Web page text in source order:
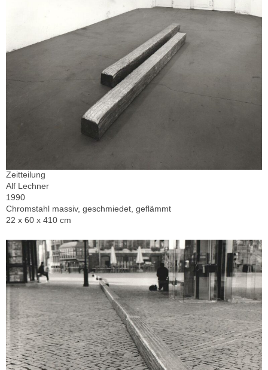
Zeitteilung
Alf Lechner
1990
Chromstahl massiv, geschmiedet, geflämmt
22 x 60 x 410 cm